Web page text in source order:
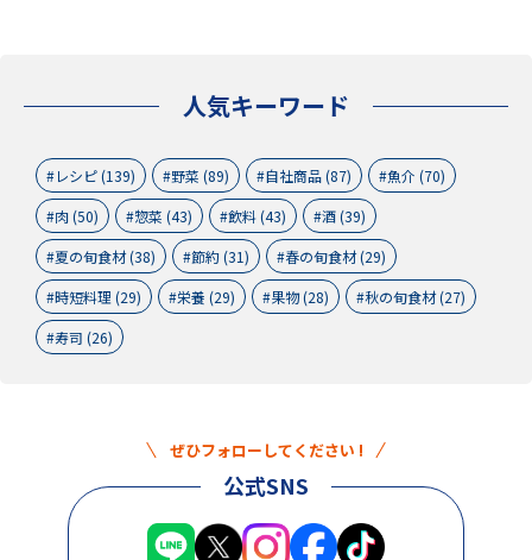
人気キーワード
レシピ (139) 野菜 (89) 自社商品 (87)
魚介 (70)
肉 (50)
惣菜 (43) 飲料 (43)
酒 (39)
夏の旬食材 (38)
節約 (31)
春の旬食材 (29)
時短料理 (29)
栄養 (29) 果物 (28)
秋の旬食材 (27)
寿司 (26)
ぜひフォローしてください !
公式SNS